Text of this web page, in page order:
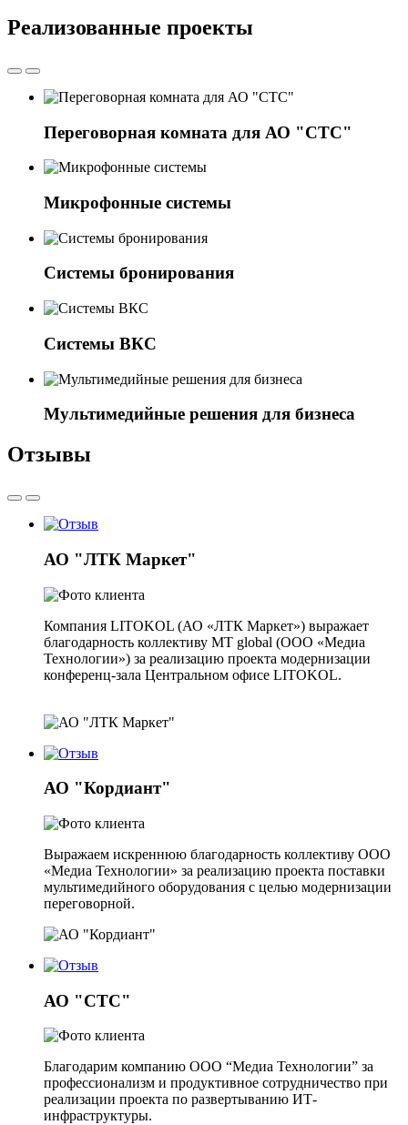
Реализованные проекты
Переговорная комната для АО "СТС"
Микрофонные системы
Системы бронирования
Системы ВКС
Мультимедийные решения для бизнеса
Отзывы
АО "ЛТК Маркет"
Компания LITOKOL (АО «ЛТК Маркет») выражает
благодарность коллективу MT global (OOO «Медиа
Технологии») за реализацию проекта модернизации
конференц-зала Центральном офисе LITOKOL.
АО "Кордиант"
Выражаем искреннюю благодарность коллективу ООО
«Медиа Технологии» за реализацию проекта поставки
мультимедийного оборудования с целью модернизации
переговорной.
АО "СТС"
Благодарим компанию ООО “Медиа Технологии” за
профессионализм и продуктивное сотрудничество при
реализации проекта по развертыванию ИТ-
инфраструктуры.